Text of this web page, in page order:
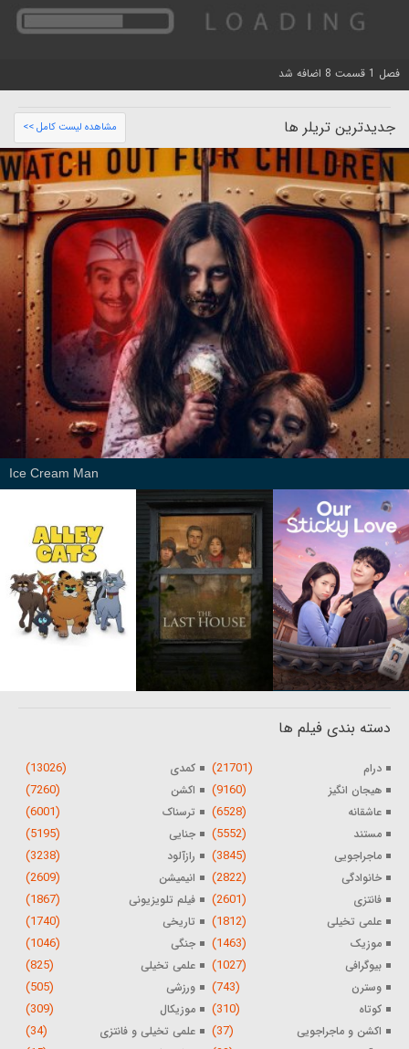
فصل 1 قسمت 8 اضافه شد
جدیدترین تریلر ها مشاهده لیست کامل >>
Ice Cream Man
دسته بندی فیلم ها
درام (21701) کمدی (13026)
هیجان انگیز (9160) اکشن (7260)
عاشقانه (6528) ترسناک (6001)
مستند (5552) جنایی (5195)
ماجراجویی (3845) رازآلود (3238)
خانوادگی (2822) انیمیشن (2609)
فانتزی (2601) فیلم تلویزیونی (1867)
علمی تخیلی (1812) تاریخی (1740)
موزیک (1463) جنگی (1046)
بیوگرافی (1027) علمی تخیلی (825)
وسترن (743) ورزشی (505)
کوتاه (310) موزیکال (309)
اکشن و ماجراجویی (37) علمی تخیلی و فانتزی (34)